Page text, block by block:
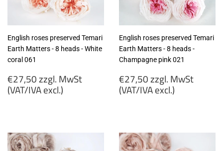
English roses preserved Temari
Earth Matters - 8 heads - White
coral 061
Regular
price
€27,50 zzgl. MwSt
(VAT/IVA excl.)
MwSt
(VAT/IVA
English roses preserved Temari
Earth Matters - 8 heads -
Champagne pink 021
Regular
price
€27,50 zzgl. MwSt
(VAT/IVA excl.)
MwSt
(VAT/IVA